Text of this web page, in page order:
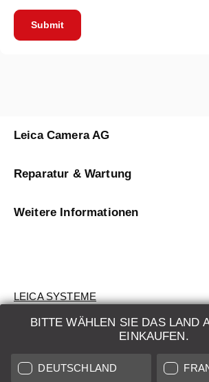
Submit
BITTE WÄHLEN SIE DAS LAND
EINKAUFEN.
DEUTSCHLAND
Leica Camera AG
Reparatur & Wartung
Weitere Informationen
LEICA SYSTEME
BEWERTUNG